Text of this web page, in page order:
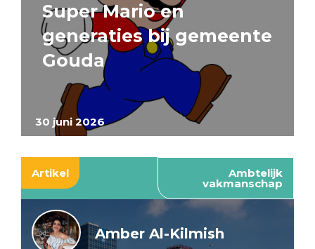
30 juni 2026
Super Mario en
generaties bij gemeente
Gouda
Artikel Ambtelijk
vakmanschap
Amber Al-Kilmish